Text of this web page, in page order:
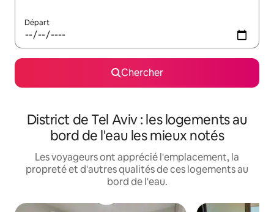
Départ
Chercher
District de Tel Aviv : les logements au
bord de l'eau les mieux notés
Les voyageurs ont apprécié l'emplacement, la
propreté et d'autres qualités de ces logements au
bord de l'eau.